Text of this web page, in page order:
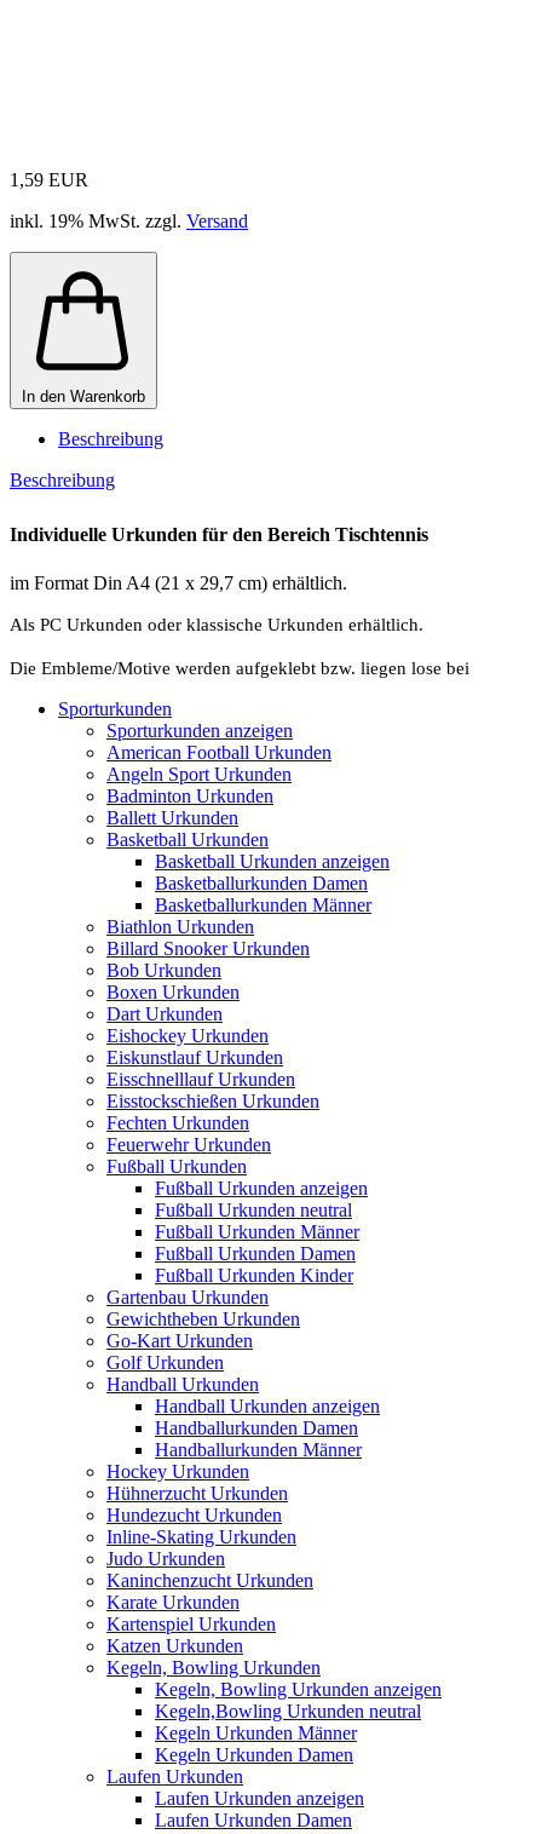
1,59 EUR
inkl. 19% MwSt. zzgl. Versand
In den Warenkorb
Beschreibung
Beschreibung
Individuelle Urkunden für den Bereich Tischtennis
im Format Din A4 (21 x 29,7 cm) erhältlich.
Als PC Urkunden oder klassische Urkunden erhältlich.
Die Embleme/Motive werden aufgeklebt bzw. liegen lose bei
Sporturkunden
Sporturkunden anzeigen
American Football Urkunden
Angeln Sport Urkunden
Badminton Urkunden
Ballett Urkunden
Basketball Urkunden
Basketball Urkunden anzeigen
Basketballurkunden Damen
Basketballurkunden Männer
Biathlon Urkunden
Billard Snooker Urkunden
Bob Urkunden
Boxen Urkunden
Dart Urkunden
Eishockey Urkunden
Eiskunstlauf Urkunden
Eisschnelllauf Urkunden
Eisstockschießen Urkunden
Fechten Urkunden
Feuerwehr Urkunden
Fußball Urkunden
Fußball Urkunden anzeigen
Fußball Urkunden neutral
Fußball Urkunden Männer
Fußball Urkunden Damen
Fußball Urkunden Kinder
Gartenbau Urkunden
Gewichtheben Urkunden
Go-Kart Urkunden
Golf Urkunden
Handball Urkunden
Handball Urkunden anzeigen
Handballurkunden Damen
Handballurkunden Männer
Hockey Urkunden
Hühnerzucht Urkunden
Hundezucht Urkunden
Inline-Skating Urkunden
Judo Urkunden
Kaninchenzucht Urkunden
Karate Urkunden
Kartenspiel Urkunden
Katzen Urkunden
Kegeln, Bowling Urkunden
Kegeln, Bowling Urkunden anzeigen
Kegeln,Bowling Urkunden neutral
Kegeln Urkunden Männer
Kegeln Urkunden Damen
Laufen Urkunden
Laufen Urkunden anzeigen
Laufen Urkunden Damen